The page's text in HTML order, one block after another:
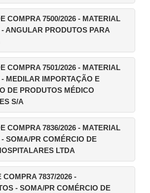
COMPRA 7500/2026 - MATERIAL
- ANGULAR PRODUTOS PARA
COMPRA 7501/2026 - MATERIAL
- MEDILAR IMPORTAÇÃO E
DE PRODUTOS MÉDICO
S/A
COMPRA 7836/2026 - MATERIAL
- SOMA/PR COMÉRCIO DE
LTDA
COMPRA 7837/2026 -
- SOMA/PR COMÉRCIO DE